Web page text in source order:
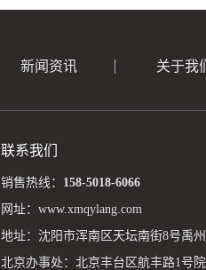
新闻资讯 关于我们
联系我们
销售热线： 158-5018-6066
网址： www.xmqylang.com
地址：沈阳市浑南区天坛南街8号禹
北京办事处：北京丰台区航丰路1号